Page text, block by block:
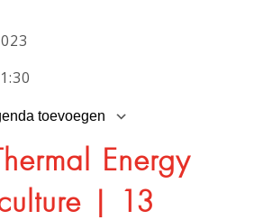
toevoegen
ICS
Energy
| 13